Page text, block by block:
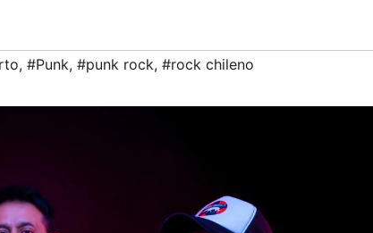
, #Punk, #punk rock, #rock chileno